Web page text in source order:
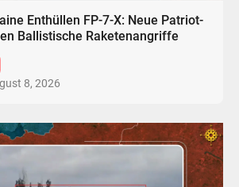
Enthüllen FP-7-X: Neue Patriot-
Ballistische Raketenangriffe
8, 2026